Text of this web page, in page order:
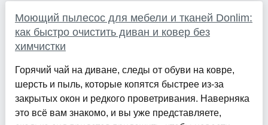
Моющий пылесос для мебели и тканей Donlim:
как быстро очистить диван и ковер без
химчистки
Горячий чай на диване, следы от обуви на ковре,
шерсть и пыль, которые копятся быстрее из-за
закрытых окон и редкого проветривания. Наверняка
это всё вам знакомо, и вы уже представляете,